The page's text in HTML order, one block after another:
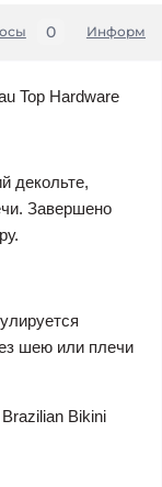
0
Top Hardware
декольте,
Завершено
шею или плечи
Bikini